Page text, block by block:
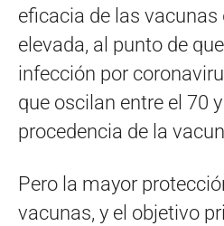
eficacia de las
elevada, al punto de
infección por
que oscilan entre el 70
procedencia de la
Pero la mayor
vacunas, y el objetivo